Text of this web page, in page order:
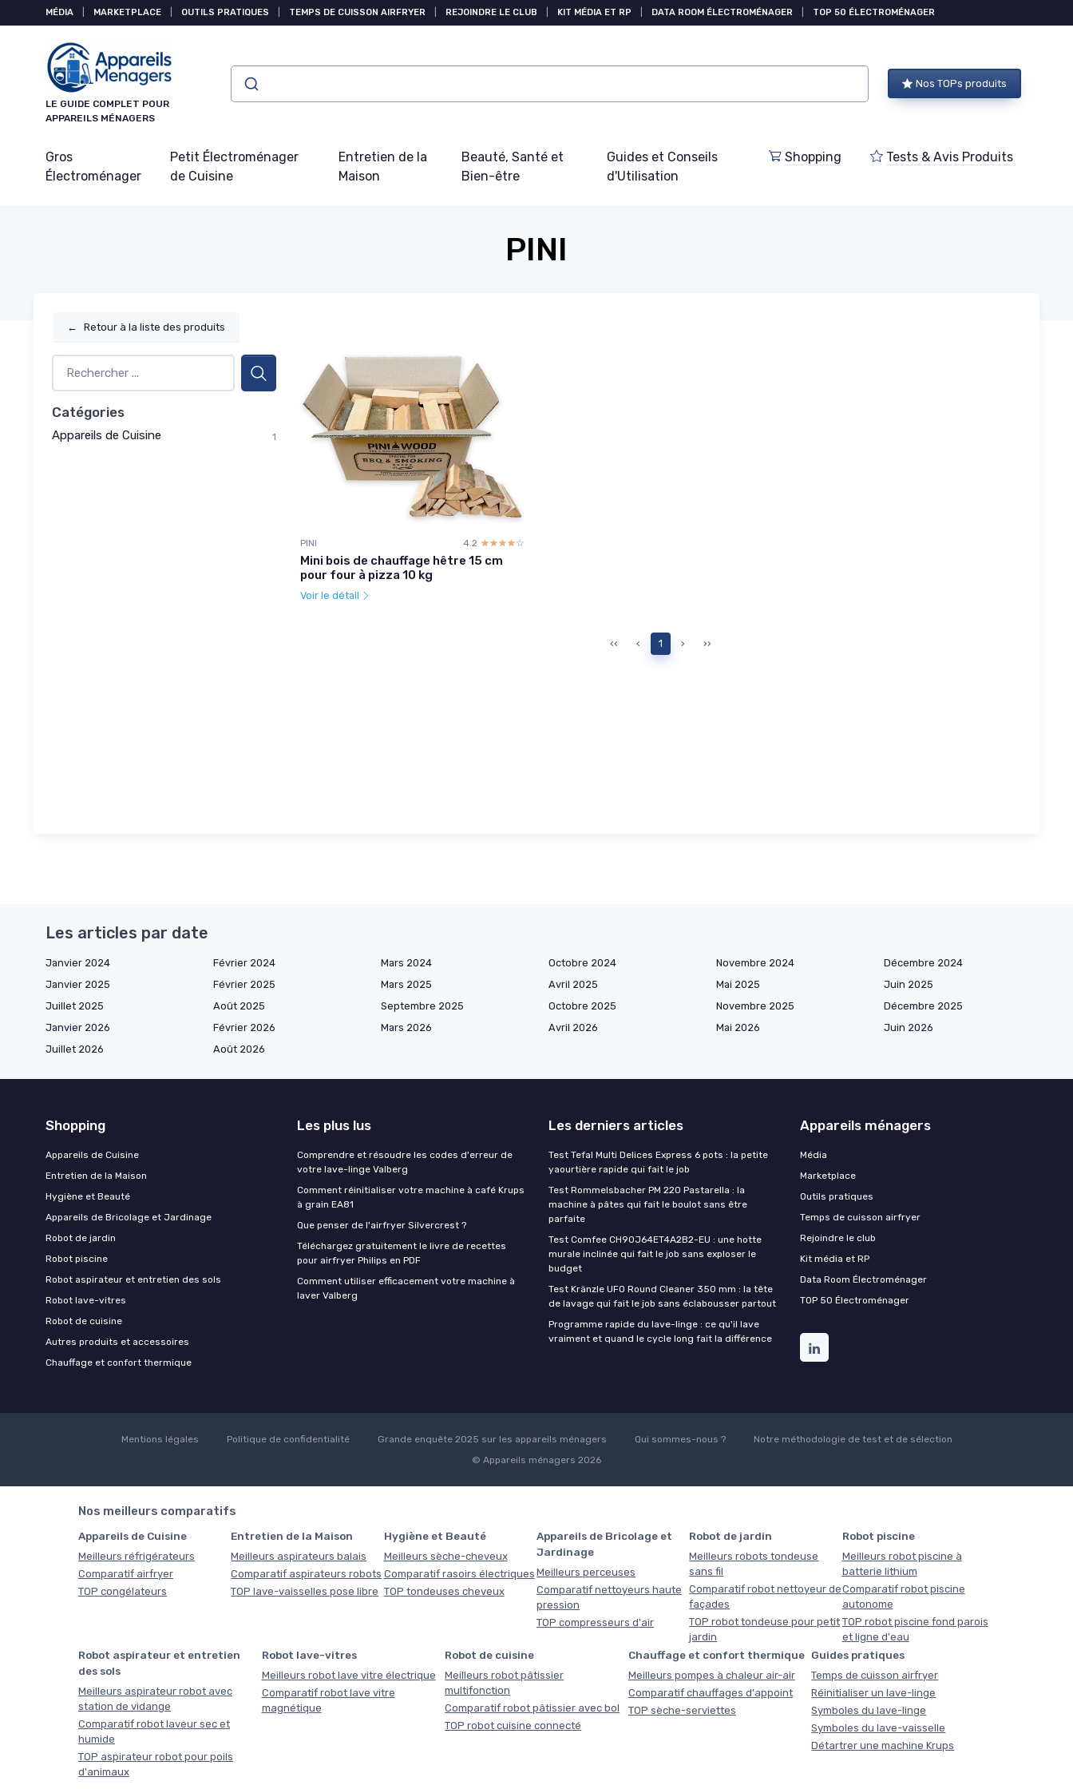
MÉDIA MARKETPLACE OUTILS PRATIQUES TEMPS DE CUISSON AIRFRYER REJOINDRE LE CLUB KIT MÉDIA ET RP DATA ROOM ÉLECTROMÉNAGER TOP 50 ÉLECTROMÉNAGER
LE GUIDE COMPLET POUR
APPAREILS MÉNAGERS
Nos TOPs produits
Gros
Électroménager
Petit Électroménager
de Cuisine
Entretien de la
Maison
Beauté, Santé et
Bien-être
Guides et Conseils
d'Utilisation
Shopping Tests & Avis Produits
PINI
← Retour à la liste des produits
Catégories
Appareils de Cuisine 1
PINI 4.2 ☆☆☆☆☆
★★★★★
Mini bois de chauffage hêtre 15 cm
pour four à pizza 10 kg
Voir le détail
‹‹ ‹ 1 › ››
Les articles par date
Janvier 2024 Février 2024 Mars 2024 Octobre 2024 Novembre 2024
Décembre 2024
Janvier 2025
Février 2025 Mars 2025 Avril 2025 Mai 2025
Juin 2025
Juillet 2025
Août 2025 Septembre 2025 Octobre 2025 Novembre 2025
Décembre 2025
Janvier 2026
Février 2026 Mars 2026 Avril 2026 Mai 2026
Juin 2026
Juillet 2026
Août 2026
Shopping
Appareils de Cuisine
Entretien de la Maison
Hygiène et Beauté
Appareils de Bricolage et Jardinage
Robot de jardin
Robot piscine
Robot aspirateur et entretien des sols
Robot lave-vitres
Robot de cuisine
Autres produits et accessoires
Chauffage et confort thermique
Les plus lus
Comprendre et résoudre les codes d'erreur de
votre lave-linge Valberg
Comment réinitialiser votre machine à café Krups
à grain EA81
Que penser de l'airfryer Silvercrest ?
Téléchargez gratuitement le livre de recettes
pour airfryer Philips en PDF
Comment utiliser efficacement votre machine à
laver Valberg
Les derniers articles
Test Tefal Multi Delices Express 6 pots : la petite
yaourtière rapide qui fait le job
Test Rommelsbacher PM 220 Pastarella : la
machine à pâtes qui fait le boulot sans être
parfaite
Test Comfee CH90J64ET4A2B2-EU : une hotte
murale inclinée qui fait le job sans exploser le
budget
Test Kränzle UFO Round Cleaner 350 mm : la tête
de lavage qui fait le job sans éclabousser partout
Programme rapide du lave-linge : ce qu'il lave
vraiment et quand le cycle long fait la différence
Appareils ménagers
Média
Marketplace
Outils pratiques
Temps de cuisson airfryer
Rejoindre le club
Kit média et RP
Data Room Électroménager
TOP 50 Électroménager
Mentions légales Politique de confidentialité Grande enquête 2025 sur les appareils ménagers Qui sommes-nous ?
Notre méthodologie de test et de sélection
© Appareils ménagers 2026
Nos meilleurs comparatifs
Appareils de Cuisine
Meilleurs réfrigérateurs
Comparatif airfryer
TOP congélateurs
Entretien de la Maison
Meilleurs aspirateurs balais
Comparatif aspirateurs robots
TOP lave-vaisselles pose libre
Hygiène et Beauté
Meilleurs sèche-cheveux
Comparatif rasoirs électriques
TOP tondeuses cheveux
Appareils de Bricolage et
Jardinage
Meilleurs perceuses
Comparatif nettoyeurs haute
pression
TOP compresseurs d'air
Robot de jardin
Meilleurs robots tondeuse
sans fil
Comparatif robot nettoyeur de
façades
TOP robot tondeuse pour petit
jardin
Robot piscine
Meilleurs robot piscine à
batterie lithium
Comparatif robot piscine
autonome
TOP robot piscine fond parois
et ligne d'eau
Robot aspirateur et entretien
des sols
Meilleurs aspirateur robot avec
station de vidange
Comparatif robot laveur sec et
humide
TOP aspirateur robot pour poils
d'animaux
Robot lave-vitres
Meilleurs robot lave vitre électrique
Comparatif robot lave vitre
magnétique
Robot de cuisine
Meilleurs robot pâtissier
multifonction
Comparatif robot pâtissier avec bol
TOP robot cuisine connecté
Chauffage et confort thermique
Meilleurs pompes à chaleur air-air
Comparatif chauffages d'appoint
TOP sèche-serviettes
Guides pratiques
Temps de cuisson airfryer
Réinitialiser un lave-linge
Symboles du lave-linge
Symboles du lave-vaisselle
Détartrer une machine Krups
Panneau de gestion des cookies